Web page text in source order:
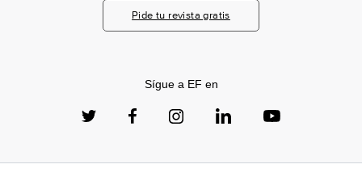
Pide tu revista gratis
Sígue a EF en